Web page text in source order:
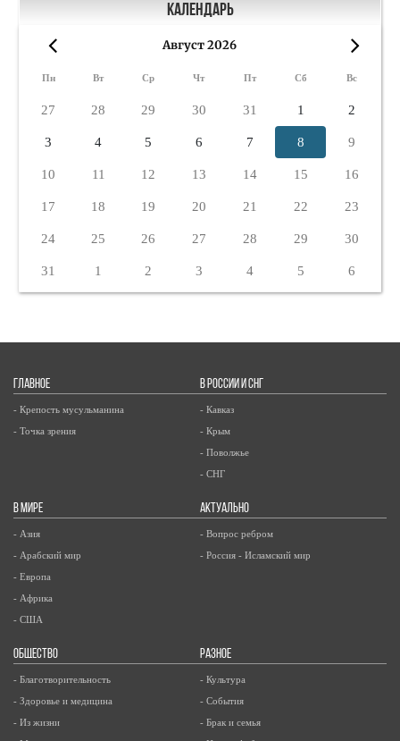
Календарь
Август 2026
Пн Вт Ср Чт Пт Сб Вс
27 28 29 30 31 1 2
3 4 5 6 7 8 9
10 11 12 13 14 15 16
17 18 19 20 21 22 23
24 25 26 27 28 29 30
31 1 2 3 4 5 6
ГЛАВНОЕ
- Крепость мусульманина
- Точка зрения
В РОССИИ И СНГ
- Кавказ
- Крым
- Поволжье
- СНГ
В МИРЕ
- Азия
- Арабский мир
- Европа
- Африка
- США
АКТУАЛЬНО
- Вопрос ребром
- Россия - Исламский мир
ОБЩЕСТВО
- Благотворительность
- Здоровье и медицина
- Из жизни
РАЗНОЕ
- Культура
- События
- Брак и семья